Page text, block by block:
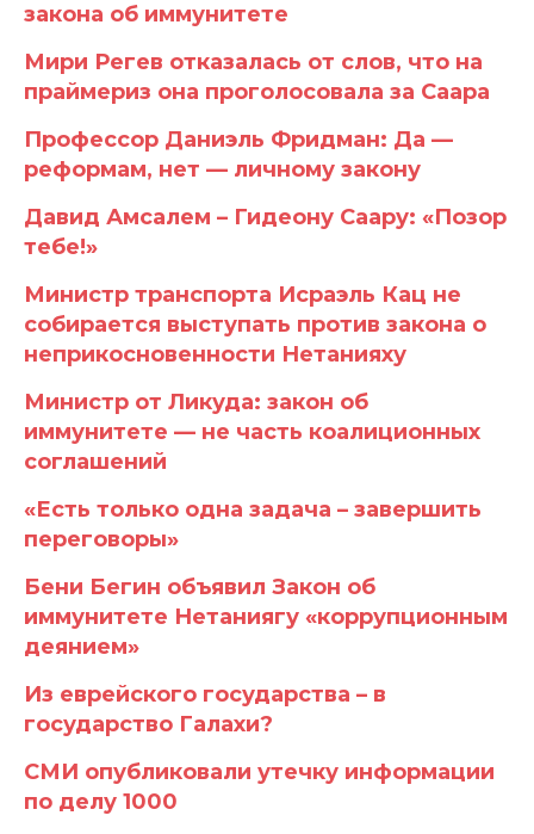
закона об иммунитете
Мири Регев отказалась от слов, что на
праймериз она проголосовала за Саара
Профессор Даниэль Фридман: Да —
реформам, нет — личному закону
Давид Амсалем – Гидеону Саару: «Позор
тебе!»
Министр транспорта Исраэль Кац не
собирается выступать против закона о
неприкосновенности Нетанияху
Министр от Ликуда: закон об
иммунитете — не часть коалиционных
соглашений
«Есть только одна задача – завершить
переговоры»
Бени Бегин объявил Закон об
иммунитете Нетаниягу «коррупционным
деянием»
Из еврейского государства – в
государство Галахи?
СМИ опубликовали утечку информации
по делу 1000